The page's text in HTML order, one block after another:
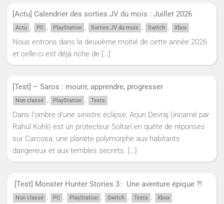
[Actu] Calendrier des sorties JV du mois : Juillet 2026
Actu , PC , PlayStation , Sorties JV du mois , Switch , Xbox
Nous entrons dans la deuxième moitié de cette année 2026
et celle-ci est déjà riche de […]
[Test] – Saros : mourir, apprendre, progresser
Non classé , PlayStation , Tests
Dans l'ombre d'une sinistre éclipse, Arjun Devraj (incarné par
Rahul Kohli) est un protecteur Soltari en quête de réponses
sur Carcosa, une planète polymorphe aux habitants
dangereux et aux terribles secrets. […]
[Test] Monster Hunter Stories 3 : Une aventure épique ?!
Non classé , PC , PlayStation , Switch , Tests , Xbox